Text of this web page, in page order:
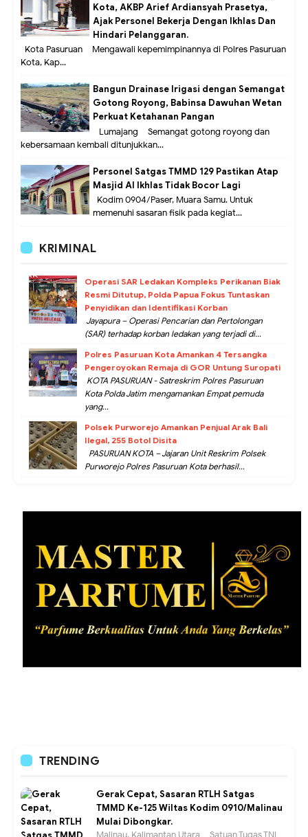
Kota, AKBP Arief Ardiansyah Prasetya,
Ajak Personel Bekerja Dengan Ikhlas Dan
Hindari Pelanggaran.
Kota Pasuruan – Mengawali kepemimpinannya di Polres Pasuruan
Kota, Kap...
Bangun Drainase Irigasi dengan Semangat
Gotong Royong, Babinsa Dawuhan Wetan
Perkuat Ketahanan Pangan
Lumajang – Semangat gotong royong dan
kebersamaan kembali ditunjukkan...
Personel Satgas TMMD 129 Pastikan Atap
Masjid Al Ikhlas Tidak Bocor Lagi
Kodim 0904/Paser, Muara Samu. Untuk
memenuhi sasaran fisik pada kegiat...
KRIMINAL
Operasi SAR Ledakan Kompleks Perikanan Biak
Resmi Ditutup, Polda Papua Fokus Tuntaskan
Penyidikan dan Identifikasi Korban
Jayapura – Operasi Pencarian dan Pertolongan
(SAR) terhadap korban ledakan yang terjadi di...
Polres Pasuruan Kota Amankan 4 Tersangka
Pengeroyokan Remaja di GOR Untung Suropati
KOTA PASURUAN - Satreskrim Polres Pasuruan
Kota Polda Jatim mengamankan Empat pemuda
yang...
Polsek Purworejo Amankan Penjual Arak Bali
Ilegal, 255 Botol Disita
PASURUAN KOTA – Jajaran Unit Reskrim Polsek
Purworejo Polres Pasuruan Kota berhasil...
TRENDING
Gerak Cepat, Sasaran RTLH Satgas
TMMD Ke-125 Wiltas Kodim 0910/Malinau
Mulai Dibongkar.